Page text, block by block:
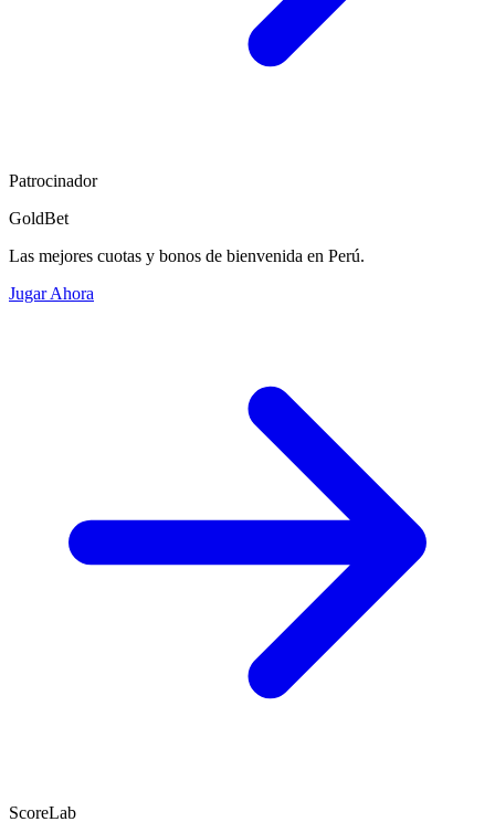
Patrocinador
GoldBet
Las mejores cuotas y bonos de bienvenida en Perú.
Jugar Ahora
ScoreLab